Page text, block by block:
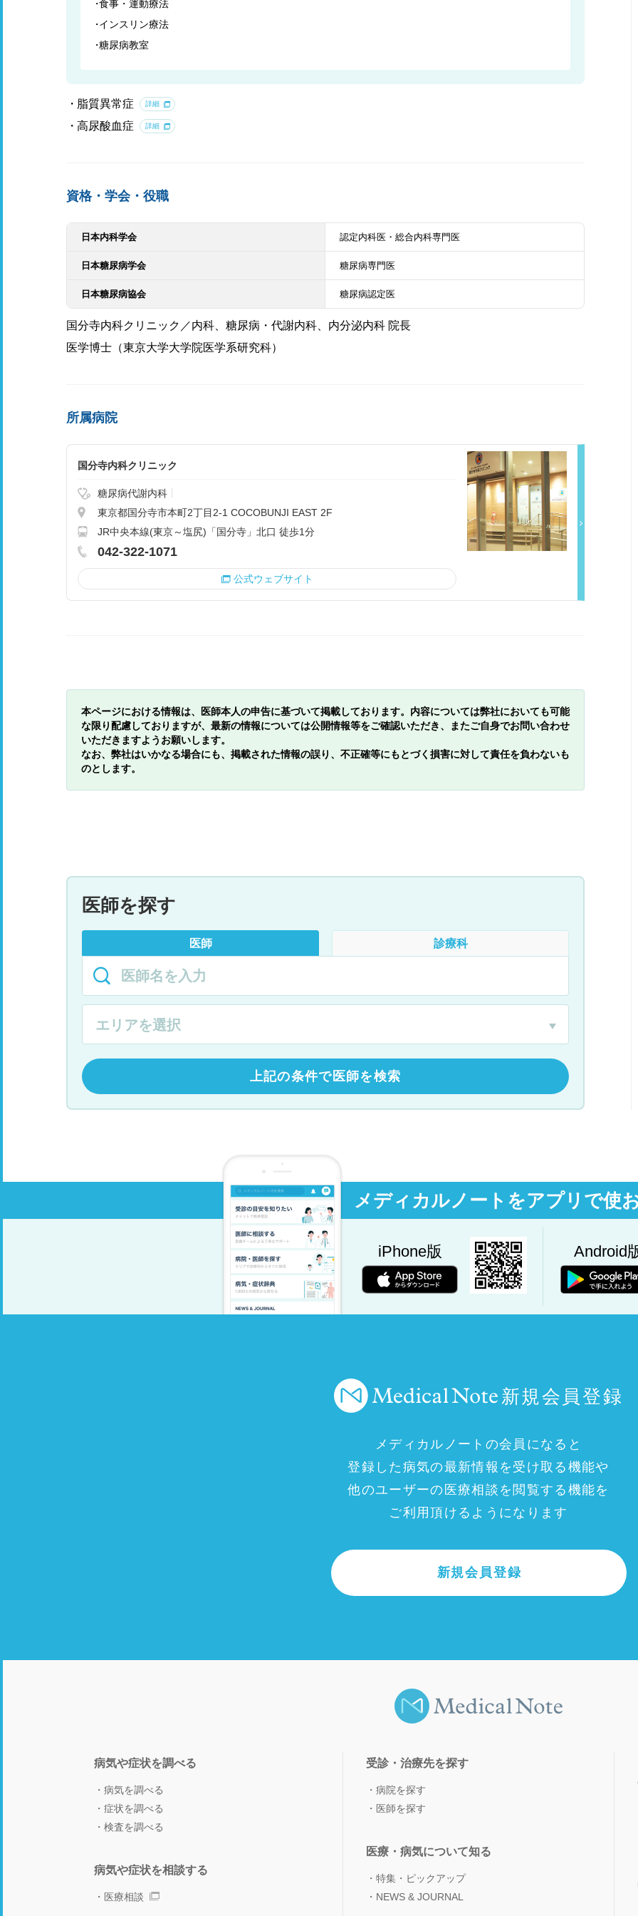
食事・運動療法
インスリン療法
糖尿病教室
脂質異常症 詳細
高尿酸血症 詳細
資格・学会・役職
日本内科学会 認定内科医・総合内科専門医
日本糖尿病学会 糖尿病専門医
日本糖尿病協会 糖尿病認定医
国分寺内科クリニック／内科、糖尿病・代謝内科、内分泌内科 院長
医学博士（東京大学大学院医学系研究科）
所属病院
国分寺内科クリニック
糖尿病代謝内科
東京都国分寺市本町2丁目2-1 COCOBUNJI EAST 2F
JR中央本線(東京～塩尻)「国分寺」北口 徒歩1分
042-322-1071
公式ウェブサイト
本ページにおける情報は、医師本人の申告に基づいて掲載しております。内容については弊社においても可能
な限り配慮しておりますが、最新の情報については公開情報等をご確認いただき、またご自身でお問い合わせ
いただきますようお願いします。
なお、弊社はいかなる場合にも、掲載された情報の誤り、不正確等にもとづく損害に対して責任を負わないも
のとします。
医師を探す
医師 診療科
上記の条件で医師を検索
メディカルノートをアプリで使
iPhone版 Android
新規会員登録
メディカルノートの会員になると
登録した病気の最新情報を受け取る機能や
他のユーザーの医療相談を閲覧する機能を
ご利用頂けるようになります
新規会員登録
病気や症状を調べる
病気を調べる
症状を調べる
検査を調べる
病気や症状を相談する
医療相談
受診・治療先を探す
病院を探す
医師を探す
医療・病気について知る
特集・ピックアップ
NEWS & JOURNAL